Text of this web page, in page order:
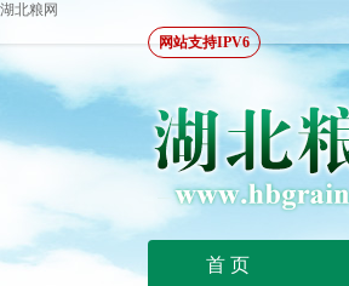
湖北粮网
网站支持IPV6
首 页